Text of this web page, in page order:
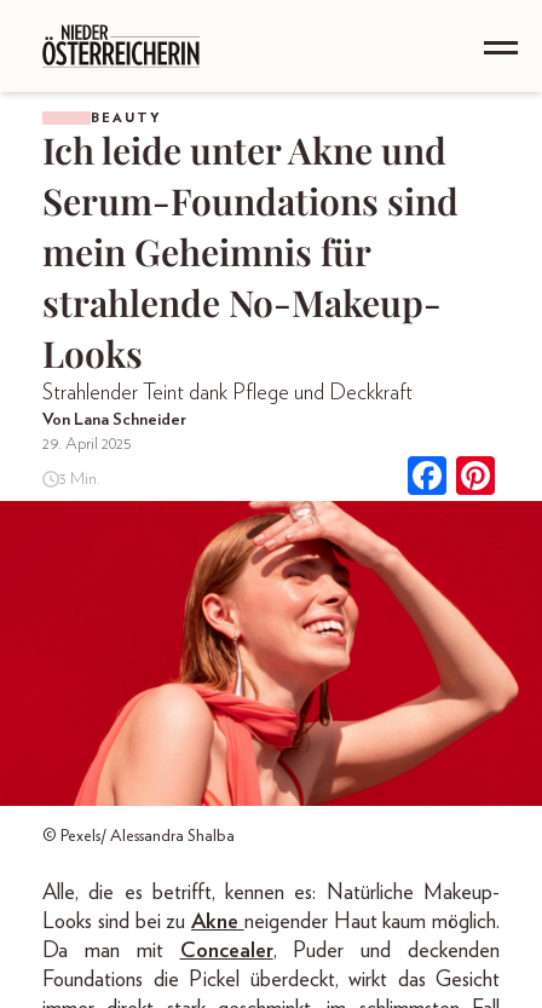
BEAUTY
Ich leide unter Akne und
Serum-Foundations sind
mein Geheimnis für
strahlende No-Makeup-
Looks
Strahlender Teint dank Pflege und Deckkraft
Von Lana Schneider
29. April 2025
3 Min.
© Pexels/ Alessandra Shalba
Alle, die es betrifft, kennen es: Natürliche Makeup-
Looks sind bei zu Akne neigender Haut kaum möglich.
Da man mit Concealer, Puder und deckenden
Foundations die Pickel überdeckt, wirkt das Gesicht